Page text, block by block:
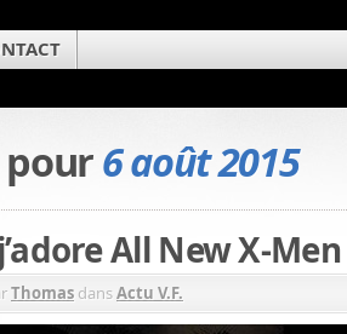
6 août 2015
All New X-Men
Thomas dansActu V.F.